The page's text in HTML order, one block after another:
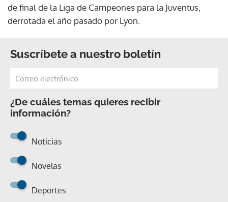
de final de la Liga de Campeones para la Juventus,
derrotada el año pasado por Lyon.
Suscríbete a nuestro boletín
¿De cuáles temas quieres recibir
información?
Noticias
Novelas
Deportes